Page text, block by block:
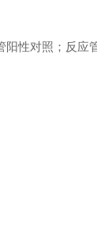
性对照；反应